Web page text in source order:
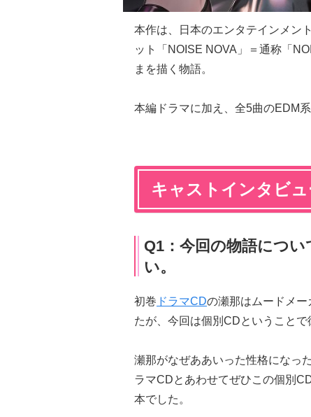
本作は、日本のエンタテインメン
ット「NOISE NOVA」＝通称「
まを描く物語。
本編ドラマに加え、全5曲のEDM
キャストインタビュ
Q1：今回の物語につ
い。
初巻 ドラマCDの瀬那はムードメ
たが、今回は個別CDということで
瀬那がなぜああいった性格になっ
ラマCDとあわせてぜひこの個別
本でした。